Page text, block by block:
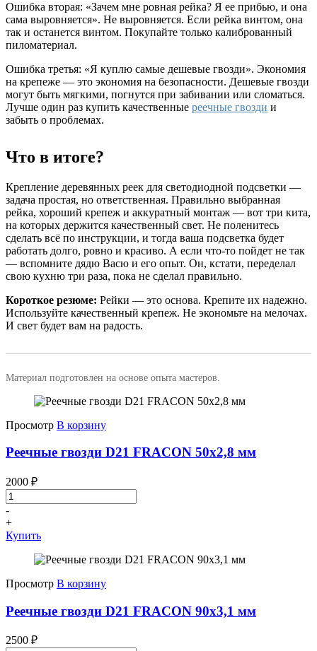
Ошибка вторая: «Зачем мне ровная рейка? Я ее прибью, и она
сама выровняется». Не выровняется. Если рейка винтом, она
так и останется винтом. Покупайте только калиброванный
пиломатериал.
Ошибка третья: «Я куплю самые дешевые гвозди». Экономия
на крепеже — это экономия на безопасности. Дешевые гвозди
могут быть мягкими, погнутся при забивании или сломаться.
Лучше один раз купить качественные реечные гвозди и
забыть о проблемах.
Что в итоге?
Крепление деревянных реек для светодиодной подсветки —
задача простая, но ответственная. Правильно выбранная
рейка, хороший крепеж и аккуратный монтаж — вот три кита,
на которых держится качественный свет. Не поленитесь
сделать всё по инструкции, и тогда ваша подсветка будет
работать долго, ровно и красиво. А если что-то пойдет не так
— вспомните дядю Васю и его опыт. Он, кстати, переделал
свою кухню три раза, пока не сделал правильно.
Короткое резюме: Рейки — это основа. Крепите их надежно.
Используйте качественный крепеж. Не экономьте на мелочах.
И свет будет вам на радость.
Материал подготовлен на основе опыта мастеров.
Просмотр В корзину
Реечные гвозди D21 FRACON 50x2,8 мм
2000 ₽
-
+
Купить
Просмотр В корзину
Реечные гвозди D21 FRACON 90x3,1 мм
2500 ₽